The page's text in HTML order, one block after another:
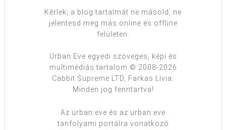
Kérlek, a blog tartalmát ne másold, ne
jelentesd meg más online és offline
felületen.
Urban:Eve egyedi szöveges, képi és
multimédiás tartalom © 2008-2026
Cabbit Supreme LTD, Farkas Lívia.
Minden jog fenntartva!
Az urban:eve és az urban:eve
tanfolyami portálra vonatkozó